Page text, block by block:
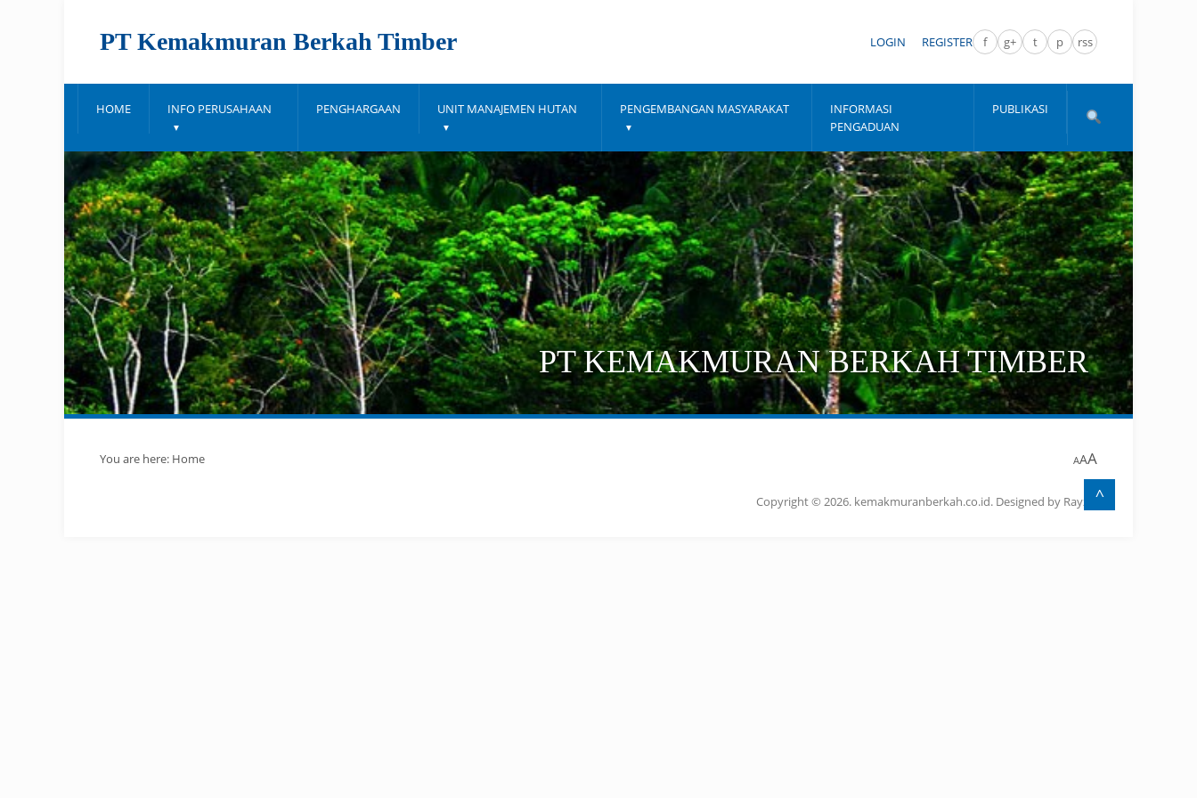
PT Kemakmuran Berkah Timber LOGIN REGISTER f g+ t p rss
HOME INFO PERUSAHAAN PENGHARGAAN UNIT MANAJEMEN HUTAN PENGEMBANGAN MASYARAKAT
INFORMASI
PENGADUAN
PUBLIKASI
PT KEMAKMURAN BERKAH TIMBER
You are here: Home AAA
Copyright © 2026. kemakmuranberkah.co.id. Designed by Rayzel^